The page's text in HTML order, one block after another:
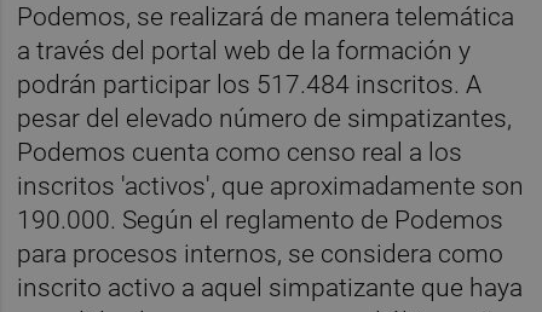
Podemos, se realizará de manera telemática
a través del portal web de la formación y
podrán participar los 517.484 inscritos. A
pesar del elevado número de simpatizantes,
Podemos cuenta como censo real a los
inscritos 'activos', que aproximadamente son
190.000. Según el reglamento de Podemos
para procesos internos, se considera como
inscrito activo a aquel simpatizante que haya